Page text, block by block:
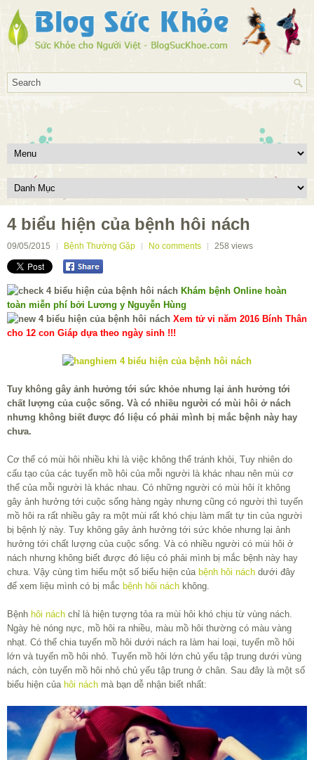
4 biểu hiện của bệnh hôi nách
09/05/2015 Bệnh Thường Gặp No comments 258 views
Khám bệnh Online hoàn
toàn miễn phí bởi Lương y Nguyễn Hùng
Xem tử vi năm 2016 Bính Thân
cho 12 con Giáp dựa theo ngày sinh !!!
Tuy không gây ảnh hưởng tới sức khỏe nhưng lại ảnh hưởng tới
chất lượng của cuộc sống. Và có nhiều người có mùi hôi ở nách
nhưng không biết được đó liệu có phải mình bị mắc bệnh này hay
chưa.
Cơ thể có mùi hôi nhiều khi là việc không thể tránh khỏi, Tuy nhiên do
cấu tạo của các tuyến mồ hôi của mỗi người là khác nhau nên mùi cơ
thể của mỗi người là khác nhau. Có những người có mùi hôi ít không
gây ảnh hưởng tới cuộc sống hàng ngày nhưng cũng có người thì tuyến
mồ hôi ra rất nhiều gây ra một mùi rất khó chịu làm mất tự tin của người
bị bệnh lý này. Tuy không gây ảnh hưởng tới sức khỏe nhưng lại ảnh
hưởng tới chất lượng của cuộc sống. Và có nhiều người có mùi hôi ở
nách nhưng không biết được đó liệu có phải mình bị mắc bệnh này hay
chưa. Vậy cùng tìm hiểu một số biểu hiện của bệnh hôi nách dưới đây
để xem liệu mình có bị mắc bệnh hôi nách không.
Bệnh hôi nách chỉ là hiện tượng tỏa ra mùi hôi khó chịu từ vùng nách.
Ngày hè nóng nực, mồ hôi ra nhiều, màu mồ hôi thường có màu vàng
nhạt. Có thể chia tuyến mồ hôi dưới nách ra làm hai loại, tuyến mồ hôi
lớn và tuyến mồ hôi nhỏ. Tuyến mồ hôi lớn chủ yếu tập trung dưới vùng
nách, còn tuyến mồ hôi nhỏ chủ yếu tập trung ở chân. Sau đây là một số
biểu hiện của hôi nách mà bạn dễ nhận biết nhất: